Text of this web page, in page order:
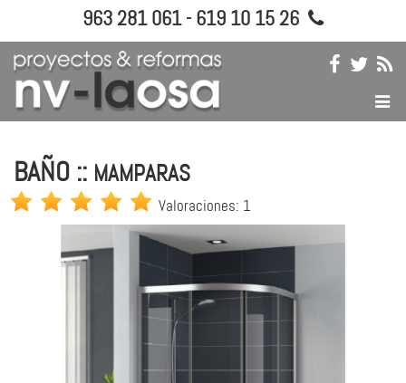
963 281 061 - 619 10 15 26
BAÑO :: MAMPARAS
Valoraciones: 1